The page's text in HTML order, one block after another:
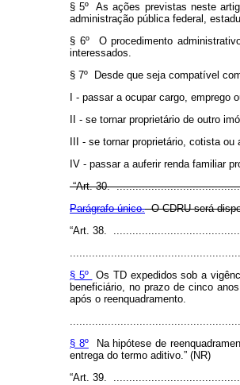
§ 5º As ações previstas neste
administração pública federal,
§ 6º O procedimento
interessados.
§ 7º Desde que seja compatível
I - passar a ocupar cargo, emprego
II - se tornar proprietário de outro
III - se tornar proprietário, cotista
IV - passar a auferir renda familiar
“Art. 30.
Parágrafo único.O CDRU será
“Art. 38.
§ 5º Os TD expedidos sob a
beneficiário, no prazo de cinco
após o reenquadramento.
§ 8ºNa hipótese de
entrega do termo aditivo.” (NR)
“Art. 39.